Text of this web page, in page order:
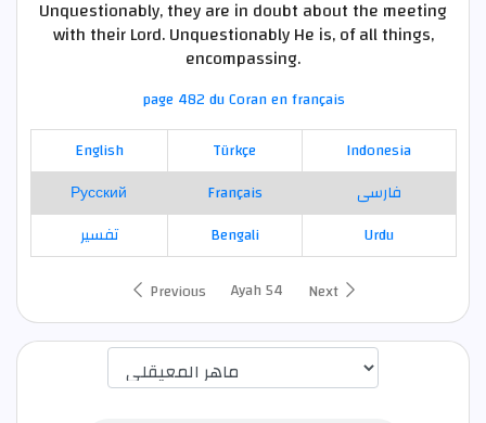
Unquestionably, they are in doubt about the meeting
with their Lord. Unquestionably He is, of all things,
encompassing.
page 482 du Coran en français
English
Türkçe
Indonesia
Русский
Français
فارسی
تفسير
Bengali
Urdu
Previous
Ayah 54 Next